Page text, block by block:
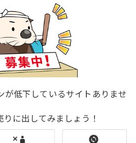
が低下しているサイトありませ
に出してみましょう！